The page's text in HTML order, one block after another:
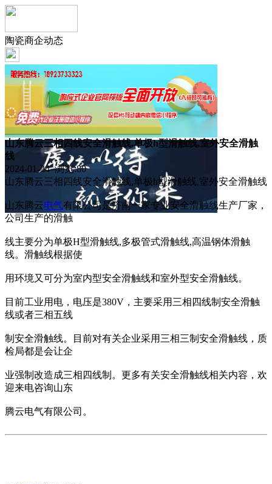
陶瓷商企动态
山东腾云三相四线安全滑触线,单极h型滑触线,室外安全滑触
线
2024-01-24 浏览:80
山东腾云三相四线安全滑触线,单极h型滑触线,室外安全滑触线
山东腾云电气有限公司是济南一家专业安全滑触线生产厂家，
公司生产的滑触
线主要分为单极H型滑触线,多极管式滑触线,高温钢体滑触
线。滑触线根据使
用环境又可分为室内型安全滑触线和室外型安全滑触线。
目前工业用电，电压是380V，主要采用三相四线制安全滑触
线或者三相五线
制安全滑触线。目前对有关企业采用三相三制安全滑触线，质
检局都是会让企
业强制改造成三相四线制。更多有关安全滑触线相关内容，欢
迎来电咨询山东
腾云电气有限公司。